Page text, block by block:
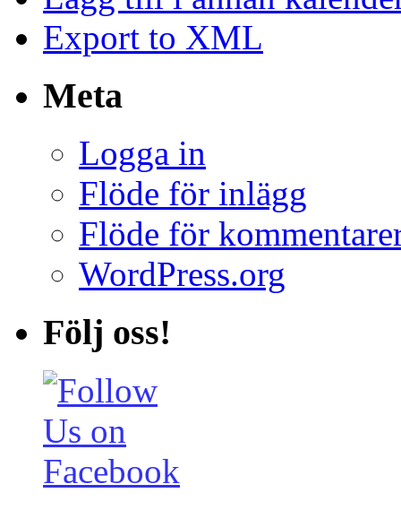
Export to XML
Meta
Logga in
Flöde för inlägg
Flöde för
WordPress.org
Följ oss!